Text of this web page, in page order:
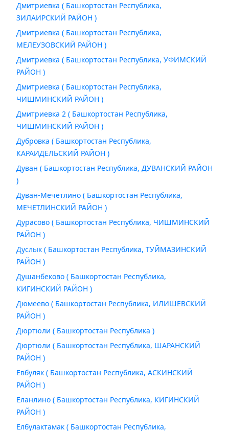
Дмитриевка ( Башкортостан Республика,
ЗИЛАИРСКИЙ РАЙОН )
Дмитриевка ( Башкортостан Республика,
МЕЛЕУЗОВСКИЙ РАЙОН )
Дмитриевка ( Башкортостан Республика, УФИМСКИЙ
РАЙОН )
Дмитриевка ( Башкортостан Республика,
ЧИШМИНСКИЙ РАЙОН )
Дмитриевка 2 ( Башкортостан Республика,
ЧИШМИНСКИЙ РАЙОН )
Дубровка ( Башкортостан Республика,
КАРАИДЕЛЬСКИЙ РАЙОН )
Дуван ( Башкортостан Республика, ДУВАНСКИЙ РАЙОН
)
Дуван-Мечетлино ( Башкортостан Республика,
МЕЧЕТЛИНСКИЙ РАЙОН )
Дурасово ( Башкортостан Республика, ЧИШМИНСКИЙ
РАЙОН )
Дуслык ( Башкортостан Республика, ТУЙМАЗИНСКИЙ
РАЙОН )
Душанбеково ( Башкортостан Республика,
КИГИНСКИЙ РАЙОН )
Дюмеево ( Башкортостан Республика, ИЛИШЕВСКИЙ
РАЙОН )
Дюртюли ( Башкортостан Республика )
Дюртюли ( Башкортостан Республика, ШАРАНСКИЙ
РАЙОН )
Евбуляк ( Башкортостан Республика, АСКИНСКИЙ
РАЙОН )
Еланлино ( Башкортостан Республика, КИГИНСКИЙ
РАЙОН )
Елбулактамак ( Башкортостан Республика,